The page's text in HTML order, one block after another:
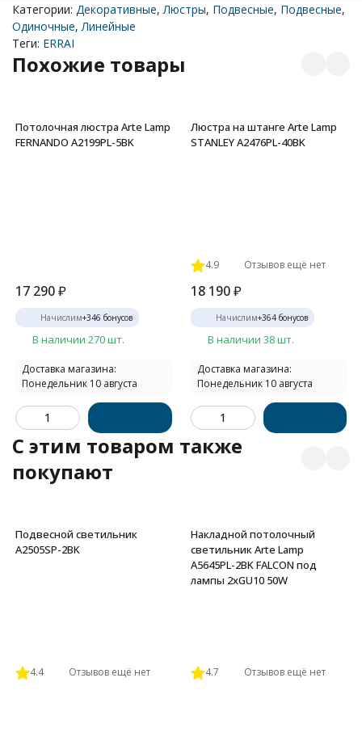
Категории: Декоративные, Люстры, Подвесные, Подвесные,
Одиночные, Линейные
Теги: ERRAI
Похожие товары
Потолочная люстра Arte Lamp
FERNANDO A2199PL-5BK
17 290₽
Начислим+346 бонусов
В наличии 270 шт.
Доставка магазина:
Понедельник 10 августа
Люстра на штанге Arte Lamp
STANLEY A2476PL-40BK
4.9 Отзывов ещё нет
18 190 ₽
Начислим+364бонусов
В наличии 38 шт.
Доставка магазина:
Понедельник 10 августа
C этим товаром также
покупают
Подвесной светильник
A2505SP-2BK
4.4 Отзывов ещё нет
Накладной потолочный
светильник Arte Lamp
A5645PL-2BK FALCON под
лампы 2xGU10 50W
4.7 Отзывов ещё нет